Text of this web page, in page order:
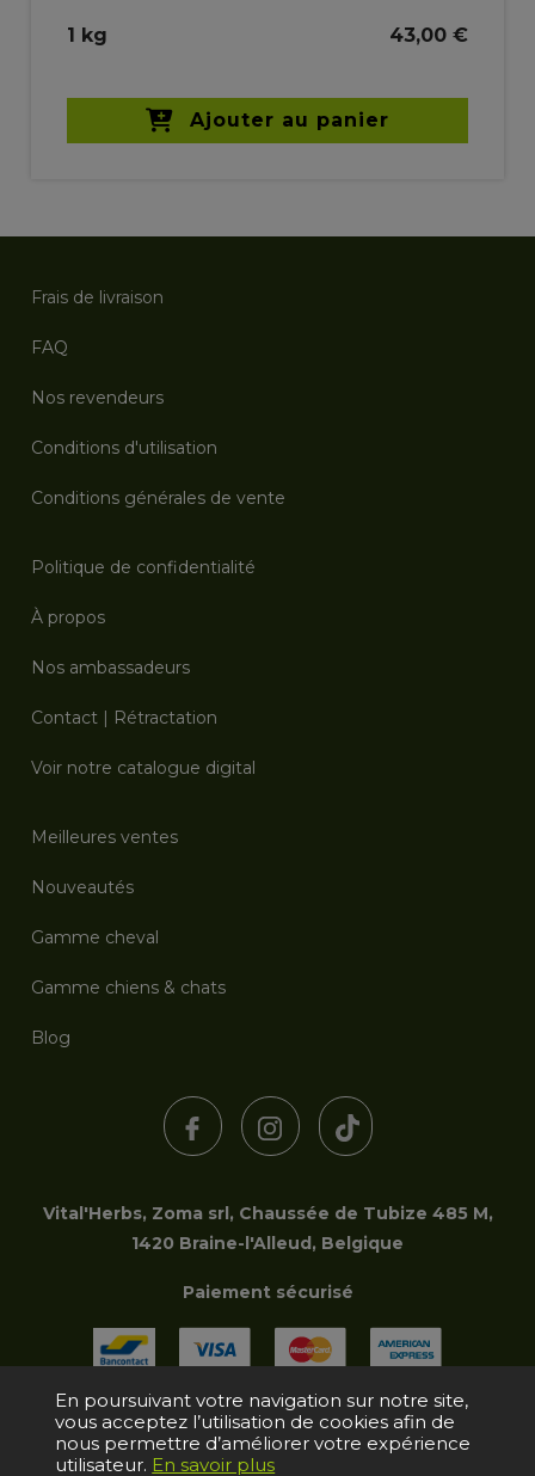
1 kg 43,00 €
Ajouter au panier
Frais de livraison
FAQ
Nos revendeurs
Conditions d'utilisation
Conditions générales de vente
Politique de confidentialité
À propos
Nos ambassadeurs
Contact Rétractation
Voir notre catalogue digital
Meilleures ventes
Nouveautés
Gamme cheval
Gamme chiens & chats
Blog
Vital'Herbs, Zoma srl, Chaussée de Tubize 485 M,
1420 Braine-l'Alleud, Belgique
Paiement sécurisé
Copyright © 2006-2026 Zoma srl | Tous droits réservés
En poursuivant votre navigation sur notre site,
vous acceptez l’utilisation de cookies afin de
nous permettre d’améliorer votre expérience
utilisateur. En savoir plus